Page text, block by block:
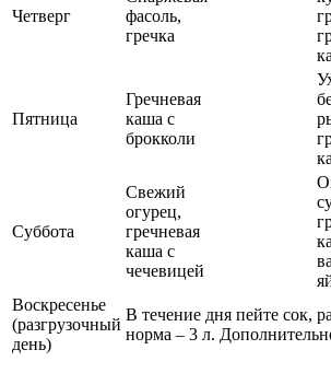
Четверг
фасоль,
гречка
Пятница
Гречневая
каша с
брокколи
Суббота
Свежий
огурец,
гречневая
каша с
чечевицей
Воскресенье
(разгрузочный
день)
В течение дня пейте сок,
норма – 3 л.